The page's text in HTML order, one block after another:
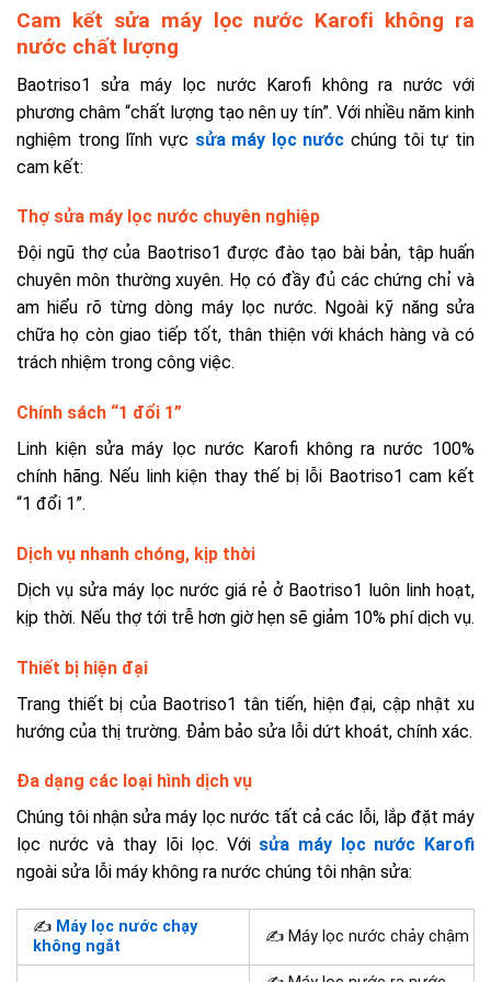
Cam kết sửa máy lọc nước Karofi không ra
nước chất lượng
Baotriso1 sửa máy lọc nước Karofi không ra nước với
phương châm “chất lượng tạo nên uy tín”. Với nhiều năm kinh
nghiệm trong lĩnh vực sửa máy lọc nước chúng tôi tự tin
cam kết:
Thợ sửa máy lọc nước chuyên nghiệp
Đội ngũ thợ của Baotriso1 được đào tạo bài bản, tập huấn
chuyên môn thường xuyên. Họ có đầy đủ các chứng chỉ và
am hiểu rõ từng dòng máy lọc nước. Ngoài kỹ năng sửa
chữa họ còn giao tiếp tốt, thân thiện với khách hàng và có
trách nhiệm trong công việc.
Chính sách “1 đổi 1”
Linh kiện sửa máy lọc nước Karofi không ra nước 100%
chính hãng. Nếu linh kiện thay thế bị lỗi Baotriso1 cam kết
“1 đổi 1”.
Dịch vụ nhanh chóng, kịp thời
Dịch vụ sửa máy lọc nước giá rẻ ở Baotriso1 luôn linh hoạt,
kịp thời. Nếu thợ tới trễ hơn giờ hẹn sẽ giảm 10% phí dịch vụ.
Thiết bị hiện đại
Trang thiết bị của Baotriso1 tân tiến, hiện đại, cập nhật xu
hướng của thị trường. Đảm bảo sửa lỗi dứt khoát, chính xác.
Đa dạng các loại hình dịch vụ
Chúng tôi nhận sửa máy lọc nước tất cả các lỗi, lắp đặt máy
lọc nước và thay lõi lọc. Với sửa máy lọc nước Karofi
ngoài sửa lỗi máy không ra nước chúng tôi nhận sửa:
✍ Máy lọc nước chạy
không ngắt
✍ Máy lọc nước chảy chậm